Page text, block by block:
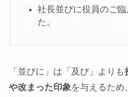
社長並びに役員のご
た。
「並びに」は「及び」よりも
や改まった印象 を与えるため